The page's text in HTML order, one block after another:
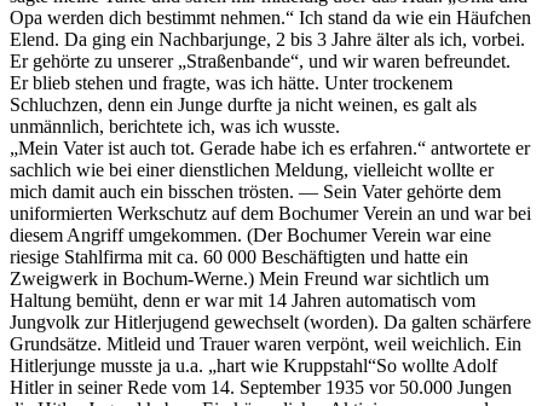
Opa werden dich bestimmt nehmen.
Ich stand da wie ein Häufchen
Elend. Da ging ein Nachbarjunge, 2 bis 3 Jahre älter als ich, vorbei.
Er gehörte zu unserer
Straßenbande , und wir waren befreundet.
Er blieb stehen und fragte, was ich hätte. Unter trockenem
Schluchzen, denn ein Junge durfte ja nicht weinen, es galt als
unmännlich, berichtete ich, was ich wusste.
Mein Vater ist auch tot. Gerade habe ich es erfahren.
antwortete er
sachlich wie bei einer dienstlichen Meldung, vielleicht wollte er
mich damit auch ein bisschen trösten. — Sein Vater gehörte dem
uniformierten Werkschutz auf dem Bochumer Verein an und war bei
diesem Angriff umgekommen. (Der Bochumer Verein war eine
riesige Stahlfirma mit ca. 60 000 Beschäftigten und hatte ein
Zweigwerk in Bochum-Werne.) Mein Freund war sichtlich um
Haltung bemüht, denn er war mit 14 Jahren automatisch vom
Jungvolk zur Hitlerjugend gewechselt (worden). Da galten schärfere
Grundsätze. Mitleid und Trauer waren verpönt, weil weichlich. Ein
Hitlerjunge musste ja u.a.
hart wie Kruppstahl So wollte Adolf
Hitler in seiner Rede vom 14. September 1935 vor 50.000 Jungen